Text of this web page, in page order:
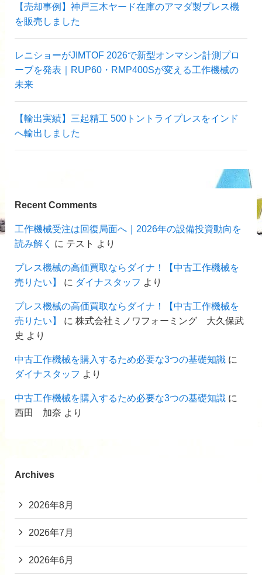
【売却事例】神戸三木ヤード在庫のアマダ製プレス機
を販売しました
レニショーがJIMTOF 2026で新型オンマシン計測プロ
ーブを発表｜RUP60・RMP400Sが変える工作機械の
未来
【輸出実績】三起精工 500トントライプレスをインド
へ輸出しました
Recent Comments
工作機械受注は回復局面へ｜2026年の設備投資動向を
読み解く
に テスト より
プレス機械の高価買取ならダイナ！【中古工作機械を
売りたい】
に ダイナスタッフ より
プレス機械の高価買取ならダイナ！【中古工作機械を
売りたい】
に 株式会社ミノワフォーミング 大久保武
史 より
中古工作機械を購入するため必要な3つの基礎知識に
ダイナスタッフ より
中古工作機械を購入するため必要な3つの基礎知識に
西田 加奈 より
Archives
2026年8月
2026年7月
2026年6月